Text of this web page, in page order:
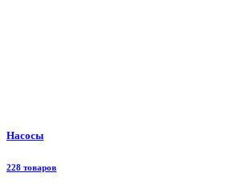
Насосы
228 товаров